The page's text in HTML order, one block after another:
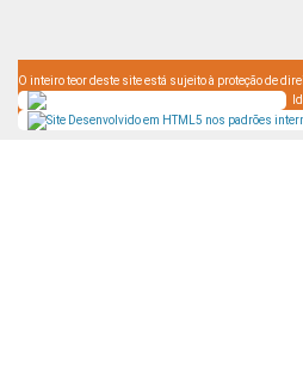
O inteiro teor deste site está sujeito à proteção de